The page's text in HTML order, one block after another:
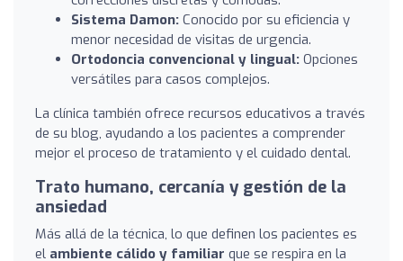
Sistema Damon: Conocido por su eficiencia y
menor necesidad de visitas de urgencia.
Ortodoncia convencional y lingual: Opciones
versátiles para casos complejos.
La clínica también ofrece recursos educativos a través
de su blog, ayudando a los pacientes a comprender
mejor el proceso de tratamiento y el cuidado dental.
Trato humano, cercanía y gestión de la
ansiedad
Más allá de la técnica, lo que definen los pacientes es
el ambiente cálido y familiar que se respira en la